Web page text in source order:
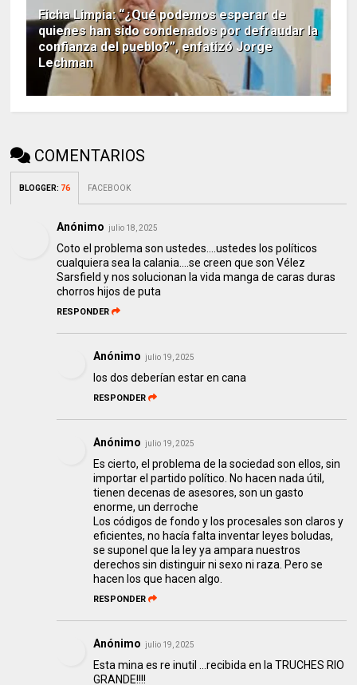
Ficha Limpia: “¿Qué podemos esperar de
quienes han sido condenados por defraudar la
confianza del pueblo?”, enfatizó Jorge
Lechman
COMENTARIOS
BLOGGER: 76 FACEBOOK
Anónimo julio 18, 2025
Coto el problema son ustedes....ustedes los políticos
cualquiera sea la calania....se creen que son Vélez
Sarsfield y nos solucionan la vida manga de caras duras
chorros hijos de puta
RESPONDER
Anónimo julio 19, 2025
los dos deberían estar en cana
RESPONDER
Anónimo julio 19, 2025
Es cierto, el problema de la sociedad son ellos, sin
importar el partido político. No hacen nada útil,
tienen decenas de asesores, son un gasto
enorme, un derroche
Los códigos de fondo y los procesales son claros y
eficientes, no hacía falta inventar leyes boludas,
se suponel que la ley ya ampara nuestros
derechos sin distinguir ni sexo ni raza. Pero se
hacen los que hacen algo.
RESPONDER
Anónimo julio 19, 2025
Esta mina es re inutil ...recibida en la TRUCHES RIO
GRANDE!!!!